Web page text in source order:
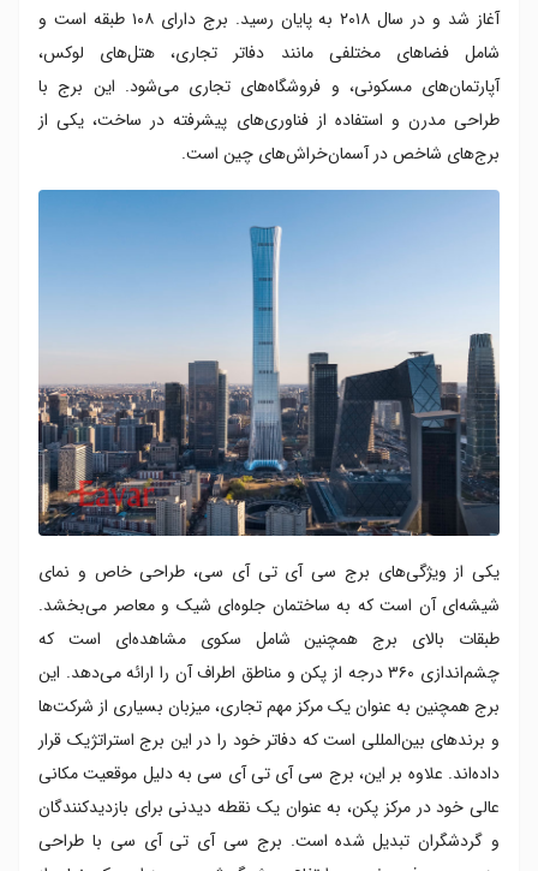
آغاز شد و در سال ۲۰۱۸ به پایان رسید. برج دارای ۱۰۸ طبقه است و
شامل فضاهای مختلفی مانند دفاتر تجاری، هتل‌های لوکس،
آپارتمان‌های مسکونی، و فروشگاه‌های تجاری می‌شود. این برج با
طراحی مدرن و استفاده از فناوری‌های پیشرفته در ساخت، یکی از
برج‌های شاخص در آسمان‌خراش‌های چین است.
یکی از ویژگی‌های برج سی آی تی آی سی، طراحی خاص و نمای
شیشه‌ای آن است که به ساختمان جلوه‌ای شیک و معاصر می‌بخشد.
طبقات بالای برج همچنین شامل سکوی مشاهده‌ای است که
چشم‌اندازی ۳۶۰ درجه از پکن و مناطق اطراف آن را ارائه می‌دهد. این
برج همچنین به عنوان یک مرکز مهم تجاری، میزبان بسیاری از شرکت‌ها
و برندهای بین‌المللی است که دفاتر خود را در این برج استراتژیک قرار
داده‌اند. علاوه بر این، برج سی آی تی آی سی به دلیل موقعیت مکانی
عالی خود در مرکز پکن، به عنوان یک نقطه دیدنی برای بازدیدکنندگان
و گردشگران تبدیل شده است. برج سی آی تی آی سی با طراحی